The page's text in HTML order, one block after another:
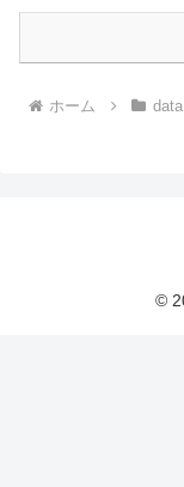
ホーム data
©